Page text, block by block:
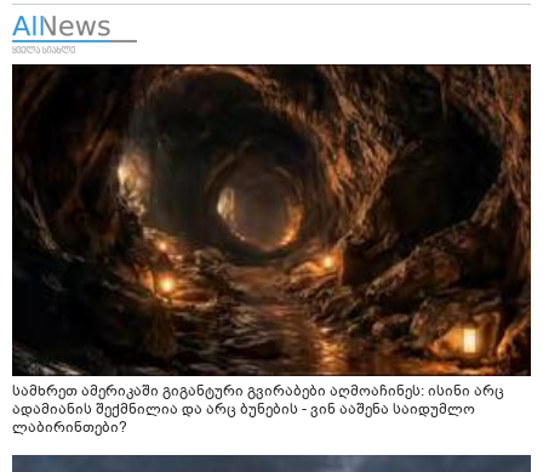
სამხრეთ ამერიკაში გიგანტური გვირაბები აღმოაჩინეს: ისინი არც
ადამიანის შექმნილია და არც ბუნების - ვინ ააშენა საიდუმლო
ლაბირინთები?